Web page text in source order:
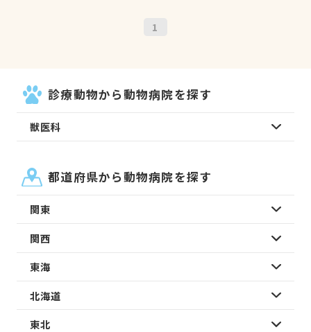
1
診療動物から動物病院を探す
獣医科
都道府県から動物病院を探す
関東
関西
東海
北海道
東北